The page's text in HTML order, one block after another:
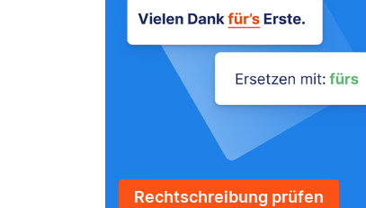
Rechtschreibung prüfen